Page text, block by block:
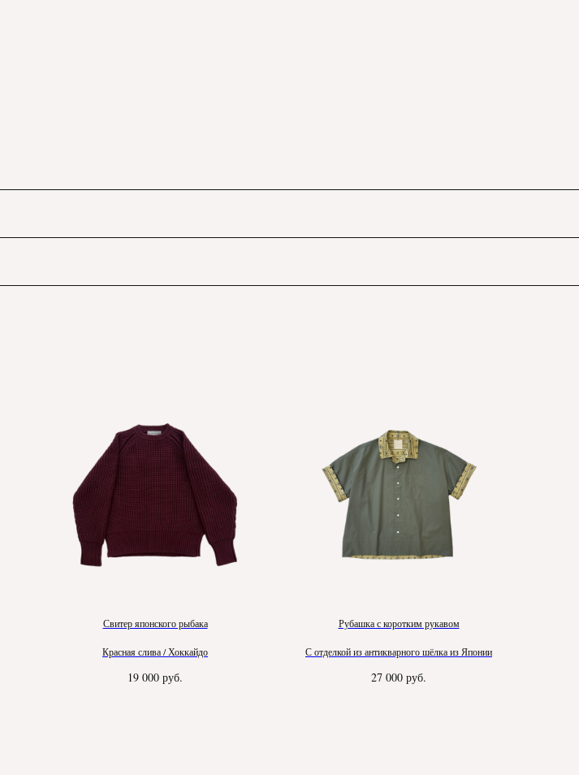
Свитер японского рыбака
Красная слива / Хоккайдо
19 000 руб.
Рубашка с коротким рукавом
С отделкой из антикварного шёлка из Японии
27 000 руб.